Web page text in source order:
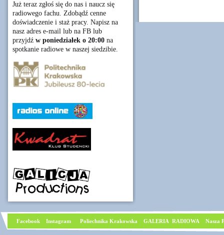
Już teraz zgłoś się do nas i naucz się
radiowego fachu. Zdobądź cenne
doświadczenie i staż pracy. Napisz na
nasz adres e-mail lub na FB lub
przyjdź w poniedziałek o 20:00 na
spotkanie radiowe w naszej siedzibie.
Facebook Instagram Poliechnika Krakowska GALERIA RADIOWA Nasza